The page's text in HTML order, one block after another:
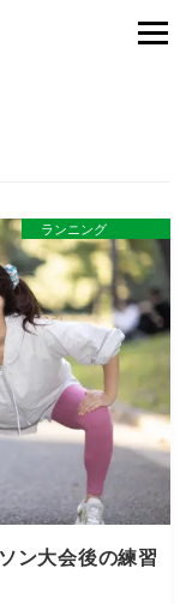
ン大会後の練習
ランニング